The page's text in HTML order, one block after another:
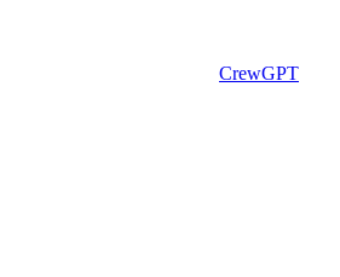
CrewGPT